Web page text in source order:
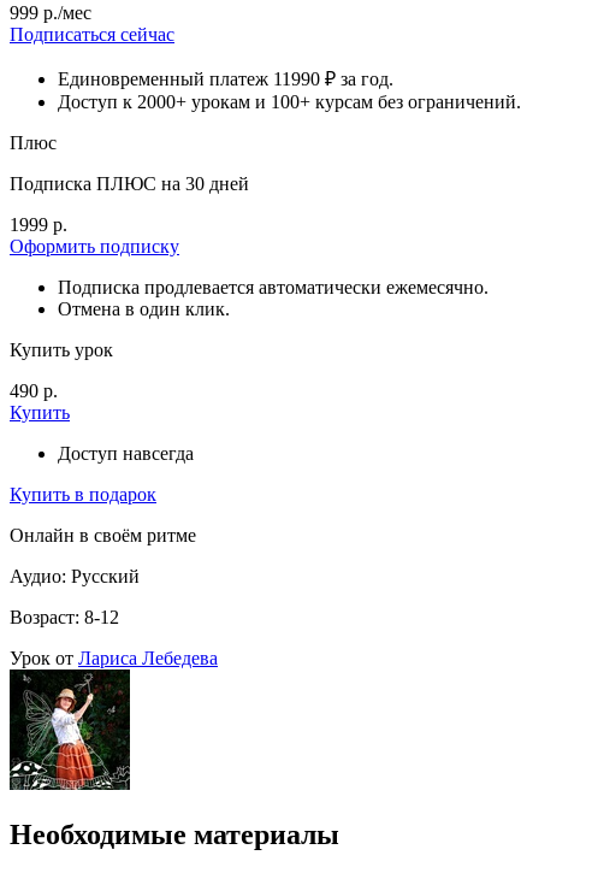
999 р./мес
Подписаться сейчас
Единовременный платеж 11990 ₽ за год.
Доступ к 2000+ урокам и 100+ курсам без ограничений.
Плюс
Подписка ПЛЮС на 30 дней
1999 р.
Оформить подписку
Подписка продлевается автоматически ежемесячно.
Отмена в один клик.
Купить урок
490 р.
Купить
Доступ навсегда
Купить в подарок
Онлайн в своём ритме
Аудио: Русский
Возраст: 8-12
Урок от Лариса Лебедева
Необходимые материалы